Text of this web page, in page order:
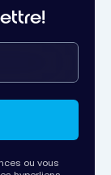
ou vous